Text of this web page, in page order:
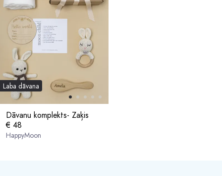
Laba dāvana
Dāvanu komplekts- Zaķis
€ 48
HappyMoon